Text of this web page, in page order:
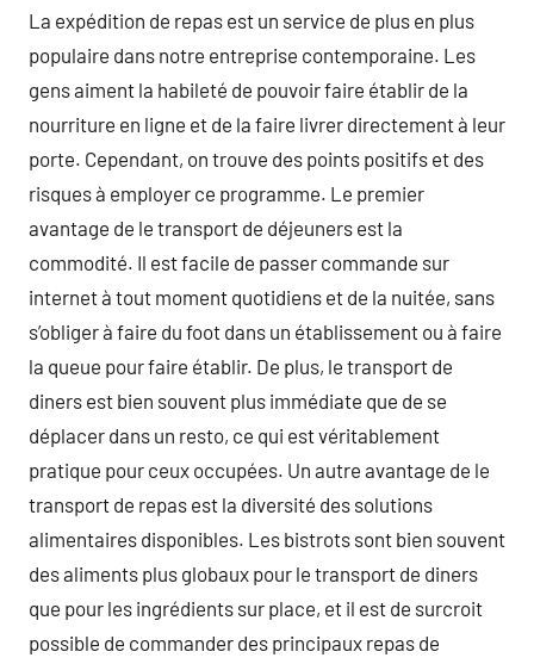
La expédition de repas est un service de plus en plus
populaire dans notre entreprise contemporaine. Les
gens aiment la habileté de pouvoir faire établir de la
nourriture en ligne et de la faire livrer directement à leur
porte. Cependant, on trouve des points positifs et des
risques à employer ce programme. Le premier
avantage de le transport de déjeuners est la
commodité. Il est facile de passer commande sur
internet à tout moment quotidiens et de la nuitée, sans
s’obliger à faire du foot dans un établissement ou à faire
la queue pour faire établir. De plus, le transport de
diners est bien souvent plus immédiate que de se
déplacer dans un resto, ce qui est véritablement
pratique pour ceux occupées. Un autre avantage de le
transport de repas est la diversité des solutions
alimentaires disponibles. Les bistrots sont bien souvent
des aliments plus globaux pour le transport de diners
que pour les ingrédients sur place, et il est de surcroit
possible de commander des principaux repas de